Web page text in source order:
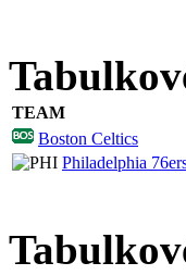
TEAM
Boston Celtics
Philadelphia